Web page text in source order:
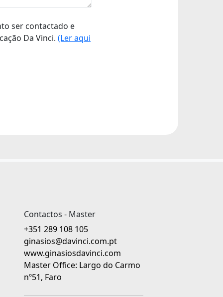
ser contactado e
Da Vinci.(Ler aqui
Contactos - Master
+351 289 108 105
ginasios@davinci.com.pt
www.ginasiosdavinci.com
Master Office: Largo do Carmo
nº51, Faro